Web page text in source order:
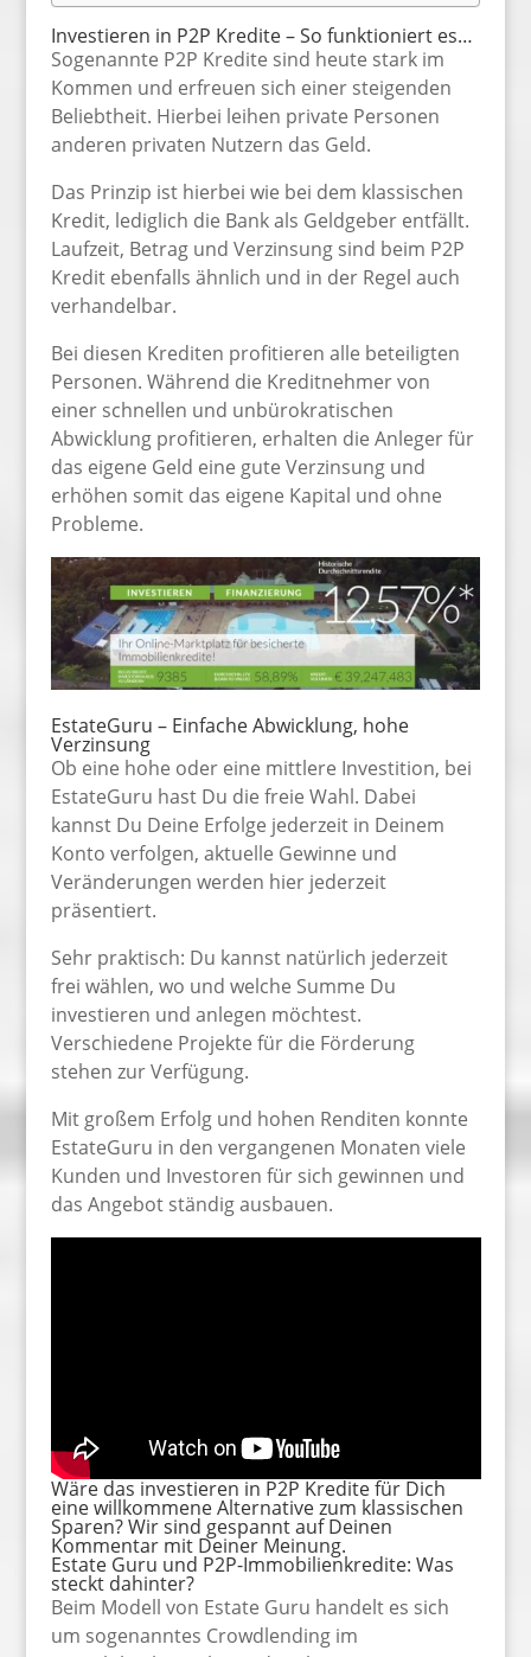
Investieren in P2P Kredite– So funktioniert es…
Sogenannte P2P Kredite sind heute stark im
Kommen und erfreuen sich einer steigenden
Beliebtheit. Hierbei leihen private Personen
anderen privaten Nutzern das Geld.
Das Prinzip ist hierbei wie bei dem klassischen
Kredit, lediglich die Bank als Geldgeber entfällt.
Laufzeit, Betrag und Verzinsung sind beim P2P
Kredit ebenfalls ähnlich und in der Regel auch
verhandelbar.
Bei diesen Krediten profitieren alle beteiligten
Personen. Während die Kreditnehmer von
einer schnellen und unbürokratischen
Abwicklung profitieren, erhalten die Anleger für
das eigene Geld eine gute Verzinsung und
erhöhen somit das eigene Kapital und ohne
Probleme.
EstateGuru – Einfache Abwicklung, hohe
Verzinsung
Ob eine hohe oder eine mittlere Investition, bei
EstateGuru hast Du die freie Wahl. Dabei
kannst Du Deine Erfolge jederzeit in Deinem
Konto verfolgen, aktuelle Gewinne und
Veränderungen werden hier jederzeit
präsentiert.
Sehr praktisch: Du kannst natürlich jederzeit
frei wählen, wo und welche Summe Du
investieren und anlegen möchtest.
Verschiedene Projekte für die Förderung
stehen zur Verfügung.
Mit großem Erfolg und hohen Renditen konnte
EstateGuru in den vergangenen Monaten viele
Kunden und Investoren für sich gewinnen und
das Angebot ständig ausbauen.
Wäre das investieren in P2P Kredite für Dich
eine willkommene Alternative zum klassischen
Sparen? Wir sind gespannt auf Deinen
Kommentar mit Deiner Meinung.
Estate Guru und P2P-Immobilienkredite: Was
steckt dahinter?
Beim Modell von Estate Guru handelt es sich
um sogenanntes Crowdlending im